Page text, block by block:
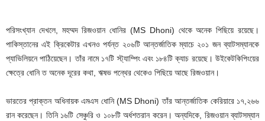
পরিসংখ্যান দেখলে, মহম্মদ রিজওয়ান ধোনির (MS Dhoni) থেকে অনেক পিছিয়ে রয়েছে।
পাকিস্তানের এই ক্রিকেটার এখনও পর্যন্ত ২০৬টি আন্তর্জাতিক ম্যাচে ২০১ জন ব্যাটসম্যানকে
প্যাভিলিয়নে পাঠিয়েছেন। তাঁর নামে ১৭টি স্ট্যাম্পিং এবং ১৮৪টি ক্যাচ রয়েছে। উইকেটকিপিংয়ের
ক্ষেত্রে ধোনি ত অনেক দূরের কথা, ঋষভ পন্থের থেকেও পিছিয়ে আছে রিজওয়ান।
ভারতের প্রাক্তন অধিনায়ক এমএস ধোনি (MS Dhoni) তাঁর আন্তর্জাতিক কেরিয়ারে ১৭,২৬৬
রান করেছেন। তিনি ১৬টি সেঞ্চুরি ও ১০৮টি অর্ধশতরান করেন। অন্যদিকে, রিজওয়ান ব্যাটসম্যান